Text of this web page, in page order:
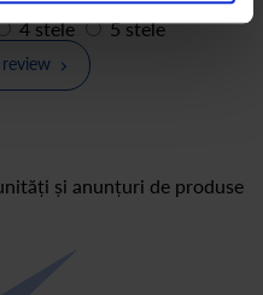
4 stele 5 stele
și anunțuri de produse